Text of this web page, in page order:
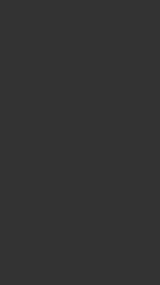
direkt in
különbséget?
in vitro
a
állatok kora,
a
az
a lényegi
a